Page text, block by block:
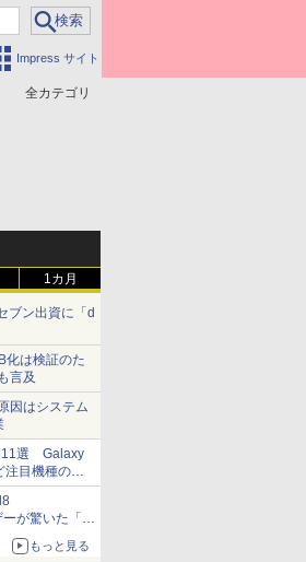
Impress サイト
全カテゴリ
1カ月
ブン出資に「d
化は検証のた
言及
因はシステム
11選 Galaxy
注目機種の特
が驚いた「そ
もっと見る